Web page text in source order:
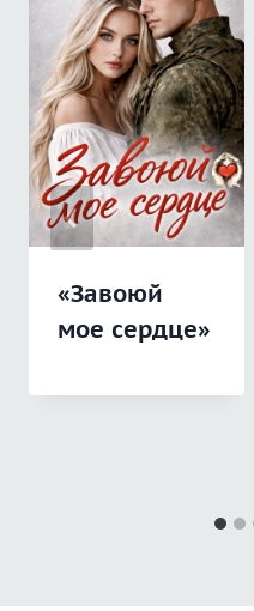
«Завоюй
мое сердце»